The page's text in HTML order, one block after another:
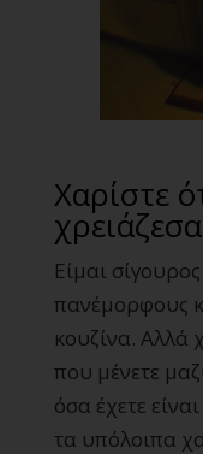
Χαρίστε
Είμαι
πανέμορφους
κουζίνα. Αλλά
που μένετε
όσα έχετε
τα υπόλοιπα